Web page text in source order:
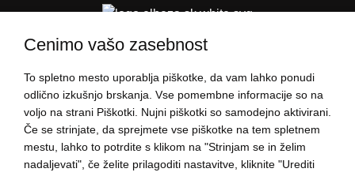
PODATKI O NAKUPU
O ELBEZI
Cenimo vašo zasebnost
To spletno mesto uporablja piškotke, da vam lahko ponudi
odlično izkušnjo brskanja. Vse pomembne informacije so na
voljo na strani Piškotki. Nujni piškotki so samodejno aktivirani.
Če se strinjate, da sprejmete vse piškotke na tem spletnem
mestu, lahko to potrdite s klikom na "Strinjam se in želim
nadaljevati", če želite prilagoditi nastavitve, kliknite "Urediti